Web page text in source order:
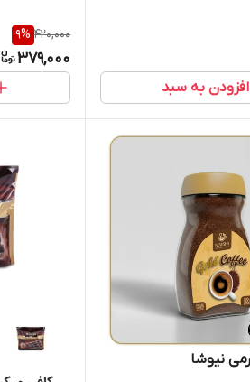
افزودن به سبد
420,000
9%
379,000